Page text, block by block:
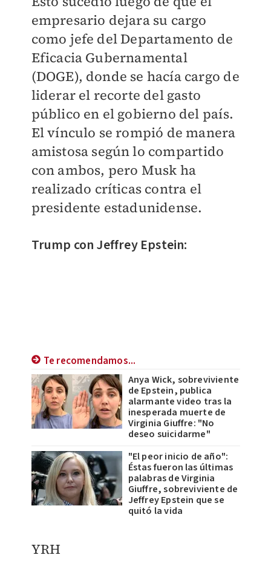
empresario dejara su cargo
como jefe del Departamento de
Eficacia Gubernamental
(DOGE), donde se hacía cargo de
liderar el recorte del gasto
público en el gobierno del país.
El vínculo se rompió de manera
amistosa según lo compartido
con ambos, pero Musk ha
realizado críticas contra el
presidente estadunidense.
Trump con Jeffrey Epstein:
Te recomendamos...
Anya Wick, sobreviviente
de Epstein, publica
alarmante video tras la
inesperada muerte de
Virginia Giuffre: "No
deseo suicidarme"
"El peor inicio de año":
Éstas fueron las últimas
palabras de Virginia
Giuffre, sobreviviente de
Jeffrey Epstein que se
quitó la vida
YRH